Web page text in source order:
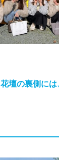
壇の裏側に